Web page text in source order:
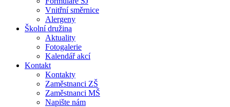
Vnitřní směrnice
Alergeny
Školní družina
Aktuality
Fotogalerie
Kalendář akcí
Kontakt
Kontakty
Zaměstnanci ZŠ
Zaměstnanci MŠ
Napište nám